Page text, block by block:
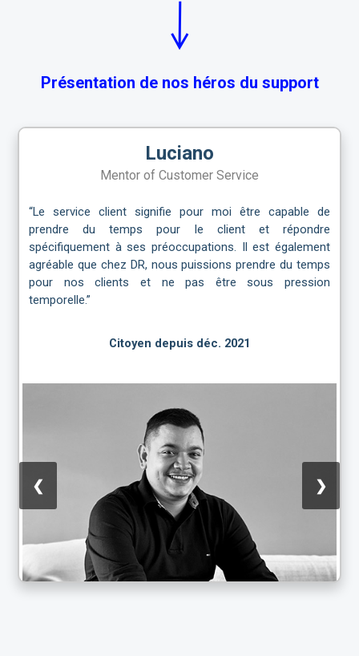
Présentation de nos héros du support
Luciano
Mentor of Customer Service
“Le service client signifie pour moi être capable de
prendre du temps pour le client et répondre
spécifiquement à ses préoccupations. Il est également
agréable que chez DR, nous puissions prendre du temps
pour nos clients et ne pas être sous pression
temporelle.”
Citoyen depuis déc. 2021
❮ ❯